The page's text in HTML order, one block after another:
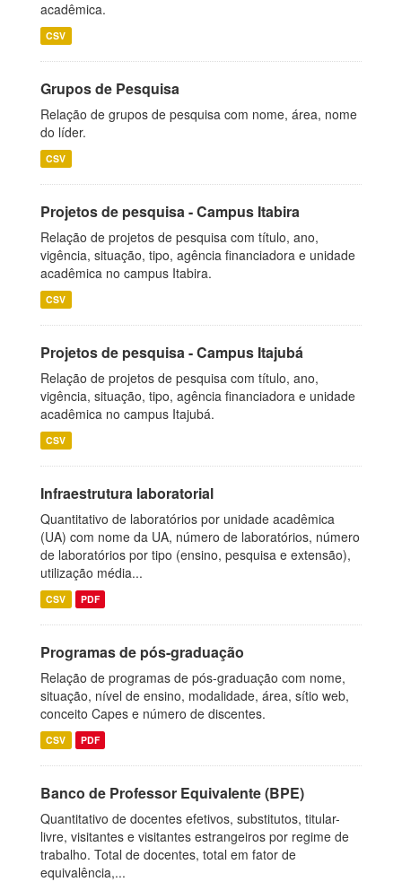
acadêmica.
CSV
Grupos de Pesquisa
Relação de grupos de pesquisa com nome, área, nome
do líder.
CSV
Projetos de pesquisa - Campus Itabira
Relação de projetos de pesquisa com título, ano,
vigência, situação, tipo, agência financiadora e unidade
acadêmica no campus Itabira.
CSV
Projetos de pesquisa - Campus Itajubá
Relação de projetos de pesquisa com título, ano,
vigência, situação, tipo, agência financiadora e unidade
acadêmica no campus Itajubá.
CSV
Infraestrutura laboratorial
Quantitativo de laboratórios por unidade acadêmica
(UA) com nome da UA, número de laboratórios, número
de laboratórios por tipo (ensino, pesquisa e extensão),
utilização média...
CSV PDF
Programas de pós-graduação
Relação de programas de pós-graduação com nome,
situação, nível de ensino, modalidade, área, sítio web,
conceito Capes e número de discentes.
CSV PDF
Banco de Professor Equivalente (BPE)
Quantitativo de docentes efetivos, substitutos, titular-
livre, visitantes e visitantes estrangeiros por regime de
trabalho. Total de docentes, total em fator de
equivalência,...